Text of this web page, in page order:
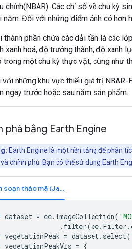
chỉnh(NBAR). Các chỉ số về chu kỳ
năm. Đối với những điểm ảnh có hơn
thành phần chứa các dải tần là các
xanh hoá, độ trưởng thành, độ xanh
trong một chu kỳ thực vật, cũng như
những khu vực thiếu giá trị
ngay trước hoặc sau năm sản phẩm.
phá bằng Earth Engine
Earth Engine là một nền tảng để phân
chính phủ. Bạn có thể sử dụng Earth
Trình soạn thảo mã (JavaScript)
dataset = ee. ImageCollection(
. filter(ee. Filter .
vegetationPeak = dataset. select(
vegetationPeakVis = {